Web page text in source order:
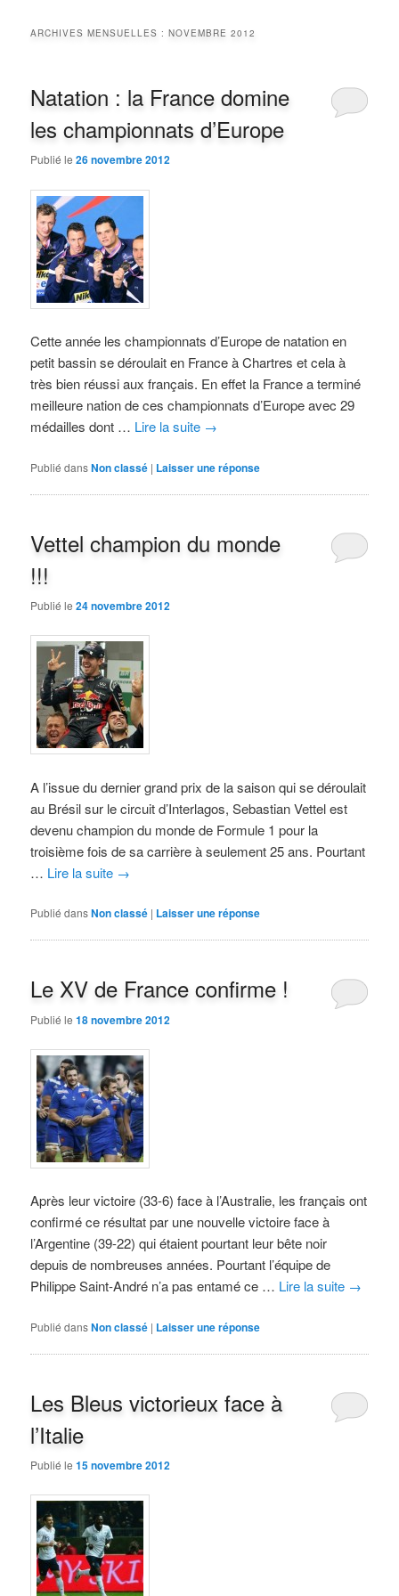
ARCHIVES MENSUELLES :NOVEMBRE 2012
Natation : la France domine
les championnats d’Europe
Publié le26 novembre 2012
Cette année les championnats d’Europe de natation en
petit bassin se déroulait en France à Chartres et cela à
très bien réussi aux français. En effet la France a terminé
meilleure nation de ces championnats d’Europe avec 29
médailles dont … Lire la suite →
Publié dansNon classé | Laisser une réponse
Vettel champion du monde
!!!
Publié le24 novembre 2012
A l’issue du dernier grand prix de la saison qui se déroulait
au Brésil sur le circuit d’Interlagos, Sebastian Vettel est
devenu champion du monde de Formule 1 pour la
troisième fois de sa carrière à seulement 25 ans. Pourtant
… Lire la suite →
Publié dansNon classé | Laisser une réponse
Le XV de France confirme !
Publié le18 novembre 2012
Après leur victoire (33-6) face à l’Australie, les français ont
confirmé ce résultat par une nouvelle victoire face à
l’Argentine (39-22) qui étaient pourtant leur bête noir
depuis de nombreuses années. Pourtant l’équipe de
Philippe Saint-André n’a pas entamé ce … Lire la suite →
Publié dansNon classé | Laisser une réponse
Les Bleus victorieux face à
l’Italie
Publié le15 novembre 2012